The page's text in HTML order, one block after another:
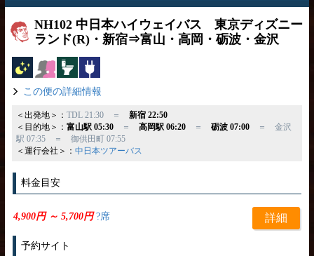
NH102 中日本ハイウェイバス 東京ディズニー
ランド(R)・新宿⇒富山・高岡・砺波・金沢
夜行バス女性安心トイレ付
この便の詳細情報
＜出発地＞： TDL 21:30 ＝ 新宿 22:50
＜目的地＞： 富山駅 05:30＝ 高岡駅 06:20＝ 砺波 07:00＝ 金沢
駅 07:35 ＝ 御供田町 07:55
＜運行会社＞： 中日本ツアーバス
料金目安
4,900円 ～ 5,700円?席 詳細
予約サイト